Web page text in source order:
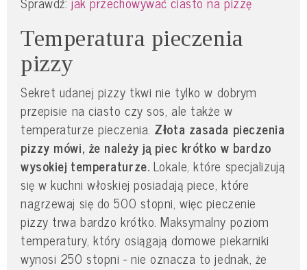
Temperatura pieczenia
pizzy
Sekret udanej pizzy tkwi nie tylko w dobrym
przepisie na ciasto czy sos, ale także w
temperaturze pieczenia. Złota zasada pieczenia
pizzy mówi, że należy ją piec krótko w bardzo
wysokiej temperaturze. Lokale, które specjalizują
się w kuchni włoskiej posiadają piece, które
nagrzewaj się do 500 stopni, więc pieczenie
pizzy trwa bardzo krótko. Maksymalny poziom
temperatury, który osiągają domowe piekarniki
wynosi 250 stopni - nie oznacza to jednak, że